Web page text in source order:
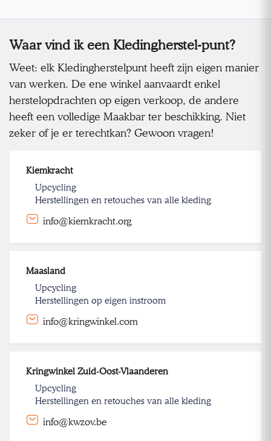
Waar vind ik een Kledingherstel-punt?
Weet: elk Kledingherstelpunt heeft zijn eigen manier
van werken. De ene winkel aanvaardt enkel
herstelopdrachten op eigen verkoop, de andere
heeft een volledige Maakbar ter beschikking. Niet
zeker of je er terechtkan? Gewoon vragen!
Kiemkracht
Upcycling
Herstellingen en retouches van alle kleding
info@kiemkracht.org
Maasland
Upcycling
Herstellingen op eigen instroom
info@kringwinkel.com
Kringwinkel Zuid-Oost-Vlaanderen
Upcycling
Herstellingen en retouches van alle kleding
info@kwzov.be